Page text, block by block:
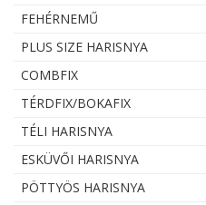
FEHÉRNEMŰ
PLUS SIZE HARISNYA
COMBFIX
TÉRDFIX/BOKAFIX
TÉLI HARISNYA
ESKÜVŐI HARISNYA
PÖTTYÖS HARISNYA